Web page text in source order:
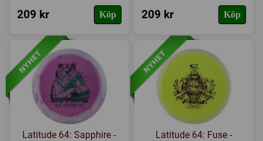
209 kr Köp 209 kr Köp
Latitude 64: Sapphire -
Latitude 64: Fuse -